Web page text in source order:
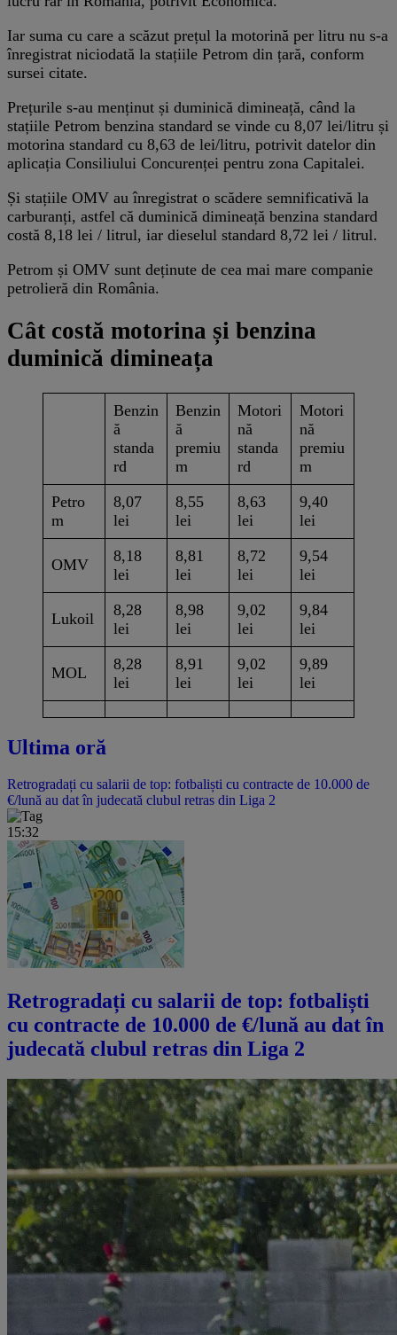
Iar suma cu care a scăzut prețul la motorină per litru nu s-a
înregistrat niciodată la stațiile Petrom din țară, conform
sursei citate.
Prețurile s-au menținut și duminică dimineață, când la
stațiile Petrom benzina standard se vinde cu 8,07 lei/litru și
motorina standard cu 8,63 de lei/litru, potrivit datelor din
aplicația Consiliului Concurenței pentru zona Capitalei.
Și stațiile OMV au înregistrat o scădere semnificativă la
carburanți, astfel că duminică dimineață benzina standard
costă 8,18 lei / litrul, iar dieselul standard 8,72 lei / litrul.
Petrom și OMV sunt deținute de cea mai mare companie
petrolieră din România.
Cât costă motorina și benzina
duminică dimineața
Benzin
ă
standa
rd
Benzin
ă
premiu
m
Motori
nă
standa
rd
Motori
nă
premiu
m
Petro
m
8,07
lei
8,55
lei
8,63
lei
9,40
lei
OMV
8,18
lei
8,81
lei
8,72
lei
9,54
lei
Lukoil
8,28
lei
8,98
lei
9,02
lei
9,84
lei
MOL
8,28
lei
8,91
lei
9,02
lei
9,89
lei
Ultima oră
Retrogradați cu salarii de top: fotbaliști cu contracte de 10.000 de
€/lună au dat în judecată clubul retras din Liga 2
15:32
Retrogradați cu salarii de top: fotbaliști
cu contracte de 10.000 de €/lună au dat în
judecată clubul retras din Liga 2